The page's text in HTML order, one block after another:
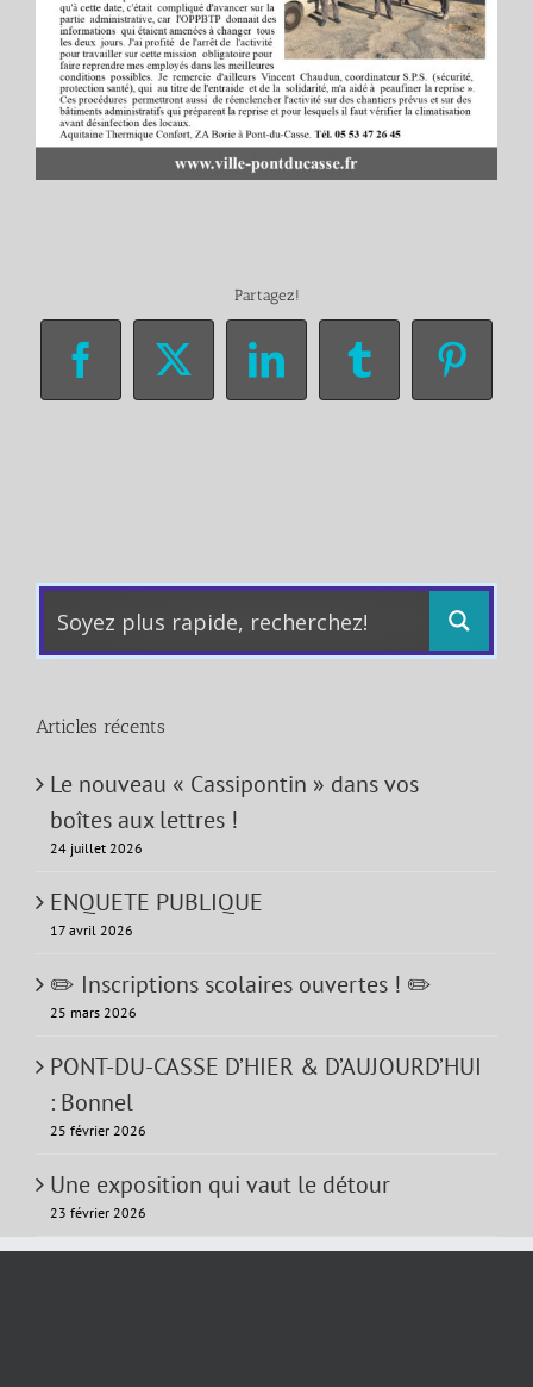
Partagez!
Facebook
X LinkedInTumblr
Articles récents
Le nouveau « Cassipontin » dans vos
boîtes aux lettres !
24 juillet 2026
ENQUETE PUBLIQUE
17 avril 2026
✏️ Inscriptions scolaires ouvertes ! ✏️
25 mars 2026
PONT-DU-CASSE D’HIER & D’AUJOURD’HUI
: Bonnel
25 février 2026
Une exposition qui vaut le détour
23 février 2026